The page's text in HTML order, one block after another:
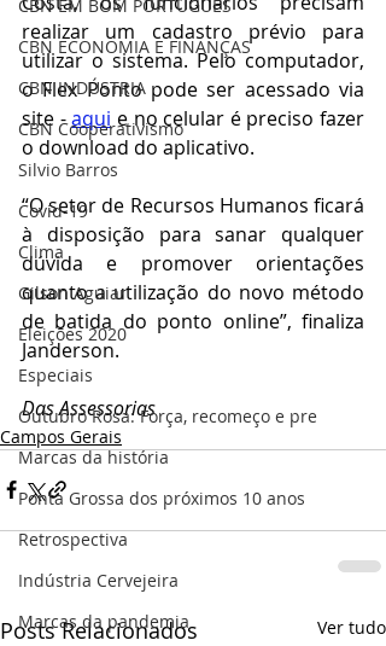
CBN EM BOM PORTUGUÊS
CBN ECONOMIA E FINANÇAS
CBN INDÚSTRIA
CBN Cooperativismo
Silvio Barros
Covid-19
Clima
Gilson Aguiar
Eleições 2020
Especiais
Outubro Rosa: Força, recomeço e pre
Marcas da história
Ponta Grossa dos próximos 10 anos
Retrospectiva
Indústria Cervejeira
Marcas da pandemia
realizar um cadastro prévio para
utilizar o sistema. Pelo computador,
o Flex Ponto pode ser acessado via
site - aqui e no celular é preciso fazer
o download do aplicativo.
“O setor de Recursos Humanos ficará
à disposição para sanar qualquer
dúvida e promover orientações
quanto a utilização do novo método
de batida do ponto online”, finaliza
Janderson.
Das Assessorias
Campos Gerais
Posts Relacionados Ver tudo